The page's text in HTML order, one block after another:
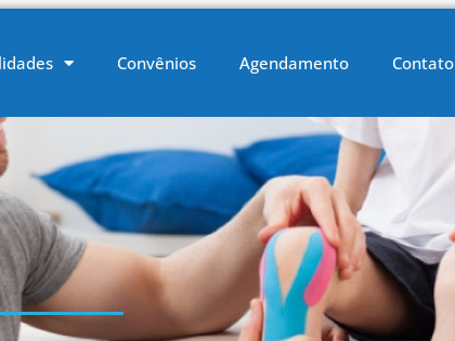
Convênios Agendamento Contato